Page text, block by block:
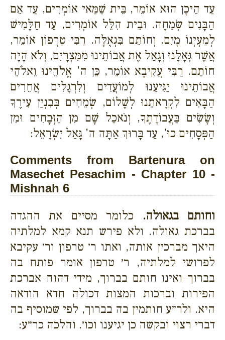
עַד הֵיכָן הוּא אוֹמֵר, בֵּית שַׁמַּאי אוֹמְרִים, עַד אֵם
הַבָּנִים שְׂמֵחָה. וּבֵית הִלֵּל אוֹמְרִים, עַד חַלָּמִישׁ
לְמַעְיְנוֹ מָיִם. וְחוֹתֵם בִּגְאֻלָּה. רַבִּי טַרְפוֹן אוֹמֵר,
אֲשֶׁר גְּאָלָנוּ וְגָאַל אֶת אֲבוֹתֵינוּ מִמִּצְרָיִם, וְלֹא הָיָה
חוֹתֵם. רַבִּי עֲקִיבָא אוֹמֵר, כֵּן ה' אֱלֹהֵינוּ וֵאלֹהֵי
אֲבוֹתֵינוּ יַגִּיעֵנוּ לְמוֹעֲדִים וְלִרְגָלִים אֲחֵרִים
הַבָּאִים לִקְרָאתֵנוּ לְשָׁלוֹם, שְׂמֵחִים בְּבִנְיַן עִירֶךָ
וְשָׂשִׂים בַּעֲבוֹדָתֶךָ, וְנֹאכַל שָׁם מִן הַזְּבָחִים וּמִן
הַפְּסָחִים כוּ', עַד בָּרוּךְ אַתָּה ה' גָּאַל יִשְׂרָאֵל:
Comments from Bartenura on
Masechet Pesachim - Chapter 10 -
Mishnah 6
וחותם בגאולה. כלומר מסיים את ההגדה
בברכת גאולה. ולא פירש תנא קמא למלתיה
היאך מברכין אותה, ואתו ר׳ טרפון ור׳ עקיבא
לפרושי למלתיה, ר׳ טרפון אומר פותח בה
בברוך ואינו חותם בברוך, מידי דהוה אברכת
הפירות וברכות המצות דכולה חדא הודאה
היא. ולר״ע חותמין בה בברוך, לפי שמוסיף בה
דברי רצוי ובקשה כן יגיענו וכו׳. והלכה כר״ע: